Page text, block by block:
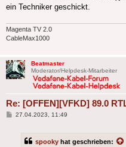
ein Techniker geschickt.
Magenta TV 2.0
CableMax1000
Beatmaster
Moderator/Helpdesk-Mitarbeiter
Re: [OFFEN][VFKD] 89.0
Beitrag
27.04.2023, 11:49
spooky hat geschrieben: